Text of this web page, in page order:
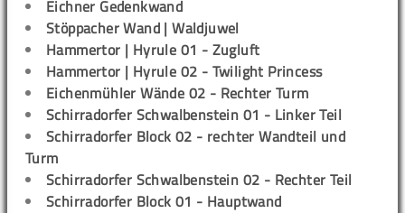
Eichner Gedenkwand
Stöppacher Wand | Waldjuwel
Hammertor | Hyrule 01 - Zugluft
Hammertor | Hyrule 02 - Twilight Princess
Eichenmühler Wände 02 - Rechter Turm
Schirradorfer Schwalbenstein 01 - Linker Teil
Schirradorfer Block 02 - rechter Wandteil und
Turm
Schirradorfer Schwalbenstein 02 - Rechter Teil
Schirradorfer Block 01 - Hauptwand